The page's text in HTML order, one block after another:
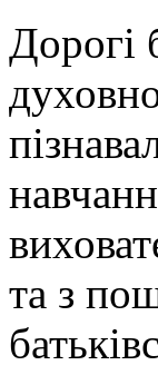
Дорогі
та з